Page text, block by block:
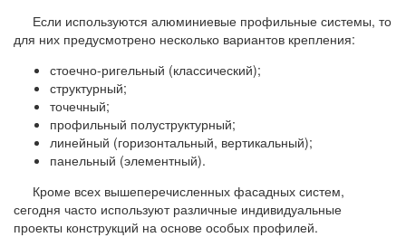
Если используются алюминиевые профильные системы, то
для них предусмотрено несколько вариантов крепления:
стоечно-ригельный (классический);
структурный;
точечный;
профильный полуструктурный;
линейный (горизонтальный, вертикальный);
панельный (элементный).
Кроме всех вышеперечисленных фасадных систем,
сегодня часто используют различные индивидуальные
проекты конструкций на основе особых профилей.